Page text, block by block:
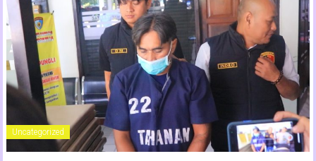
Media
Online
Jawa
Timur
Uncategorized